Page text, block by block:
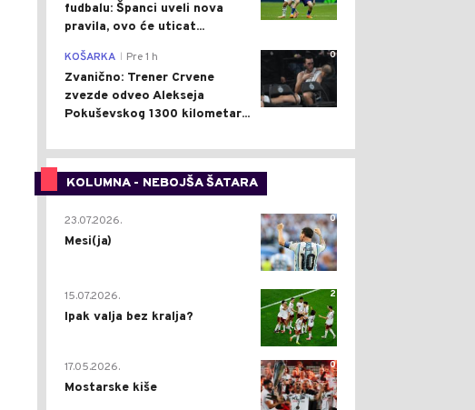
fudbalu: Španci uveli nova
pravila, ovo će uticat...
0
KOŠARKA Pre 1 h
Zvanično: Trener Crvene
zvezde odveo Alekseja
Pokuševskog 1300 kilometar...
KOLUMNA - NEBOJŠA ŠATARA
0
23.07.2026.
Mesi(ja)
2
15.07.2026.
Ipak valja bez kralja?
0
17.05.2026.
Mostarske kiše